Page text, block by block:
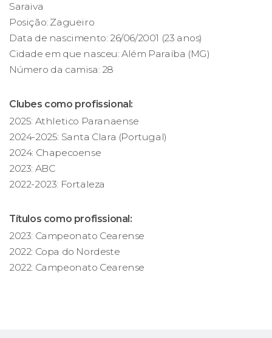
Saraiva
Posição: Zagueiro
Data de nascimento: 26/06/2001 (23 anos)
Cidade em que nasceu: Além Paraíba (MG)
Número da camisa: 28
Clubes como profissional:
2025: Athletico Paranaense
2024-2025: Santa Clara (Portugal)
2024: Chapecoense
2023: ABC
2022-2023: Fortaleza
Títulos como profissional:
2023: Campeonato Cearense
2022: Copa do Nordeste
2022: Campeonato Cearense